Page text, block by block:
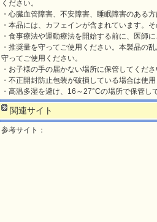
ください。
・心臓血管障害、不安障害、睡眠障害のある
・本品には、カフェインが含まれています。
・食事療法や運動療法を開始する前に、医師に
・推奨量を守ってご使用ください。本製品の
守ってご使用ください。
・お子様の手の届かない場所に保管してくださ
・不正開封防止包装が破損している場合は使用
・高温多湿を避け、16～27°Cの場所で保管し
関連サイト
参考サイト：